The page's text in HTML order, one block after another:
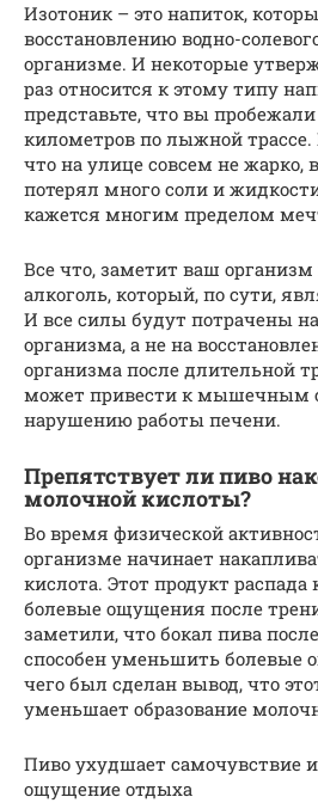
Изотоник – это напиток,
восстановлению водно-
организме. И некоторые
раз относится к этому типу
представьте, что вы
километров по лыжной
что на улице совсем не жарко,
потерял много соли и
кажется многим пределом
Все что, заметит ваш
алкоголь, который, по сути,
И все силы будут потрачены
организма, а не на
организма после длительной
может привести к мышечным
нарушению работы печени.
Препятствует ли пиво
молочной кислоты?
Во время физической
организме начинает
кислота. Этот продукт распада
болевые ощущения после
заметили, что бокал пива
способен уменьшить болевые
чего был сделан вывод, что
уменьшает образование
Пиво ухудшает самочувствие
ощущение отдыха